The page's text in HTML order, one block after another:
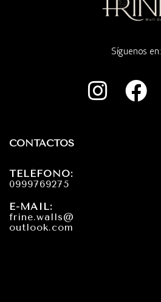
Síguenos en:
I
n
F
a
CONTACTOS
TELÉFONO:
0999769275
E-MAIL:
frine.walls@
outlook.com